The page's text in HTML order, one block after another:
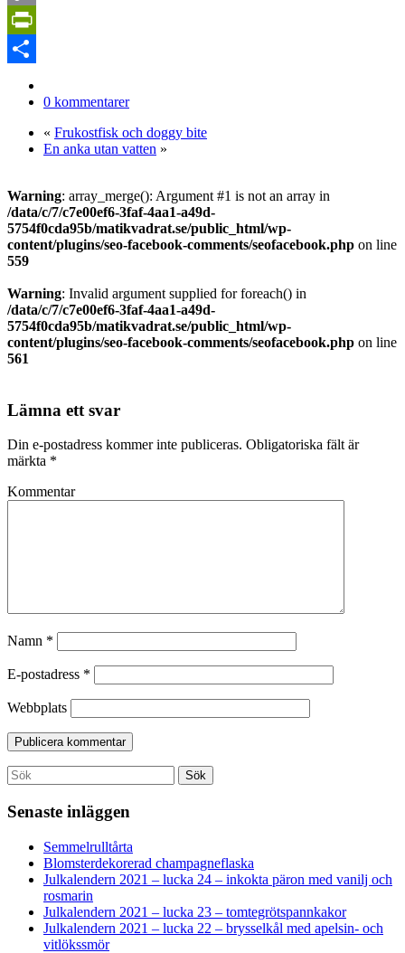
Copy
Link
PrintFriendly
0 kommentarer
« Frukostfisk och doggy bite
En anka utan vatten »
Warning: array_merge(): Argument #1 is not an array in
/data/c/7/c7e00ef6-3faf-4aa1-a49d-
5754f0cda95b/matikvadrat.se/public_html/wp-
content/plugins/seo-facebook-comments/seofacebook.php on line
559
Warning: Invalid argument supplied for foreach() in
/data/c/7/c7e00ef6-3faf-4aa1-a49d-
5754f0cda95b/matikvadrat.se/public_html/wp-
content/plugins/seo-facebook-comments/seofacebook.php on line
561
Lämna ett svar
Din e-postadress kommer inte publiceras. Obligatoriska fält är
märkta *
Kommentar
Namn *
E-postadress *
Webbplats
Search
for:
Sök
Senaste inläggen
Semmelrulltårta
Blomsterdekorerad champagneflaska
Julkalendern 2021 – lucka 24 – inkokta päron med vanilj och
rosmarin
Julkalendern 2021 – lucka 23 – tomtegrötspannkakor
Julkalendern 2021 – lucka 22 – brysselkål med apelsin- och
vitlökssmör